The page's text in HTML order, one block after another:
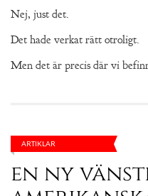
Nej, just det.
Det hade verkat rätt otroligt.
Men det är precis där vi
ARTIKLAR
en ny